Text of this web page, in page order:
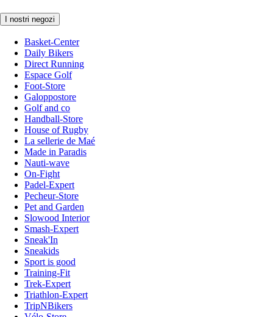
I nostri negozi
Basket-Center
Daily Bikers
Direct Running
Espace Golf
Foot-Store
Galoppostore
Golf and co
Handball-Store
House of Rugby
La sellerie de Maé
Made in Paradis
Nauti-wave
On-Fight
Padel-Expert
Pecheur-Store
Pet and Garden
Slowood Interior
Smash-Expert
Sneak'In
Sneakids
Sport is good
Training-Fit
Trek-Expert
Triathlon-Expert
TripNBikers